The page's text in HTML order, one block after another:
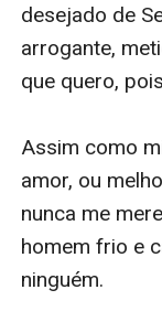
desejado de
arrogante,
que quero,
Assim como
amor, ou
nunca me
homem frio e
ninguém.